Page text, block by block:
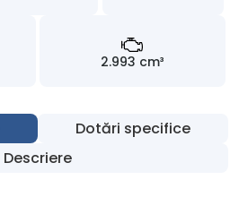
2.993 cm³
Dotări specifice
Descriere